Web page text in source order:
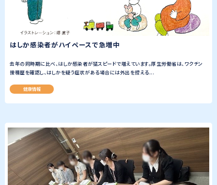
はしか感染者がハイペースで急増中
去年の同時期に比べ、はしか感染者が猛スピードで増えています。厚生労働省は、ワクチン
接種歴を確認し、はしかを疑う症状がある場合には外出を控える...
健康情報